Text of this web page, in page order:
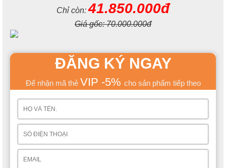
Chỉ còn:41.850.000đ
Giá gốc:70.000.000đ
ĐĂNG KÝ NGAY
Để nhận mã thẻ VIP -5% cho sản phẩm tiếp theo